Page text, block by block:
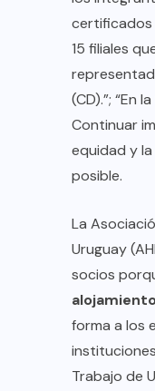
certificados
15 filiales
(CD).”; “En
Continuar
equidad y
posible.
La
Uruguay
socios
forma a los
Trabajo de